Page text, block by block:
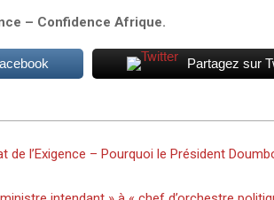
– Confidence Afrique.
Partagez sur
de l’Exigence – Pourquoi le Président